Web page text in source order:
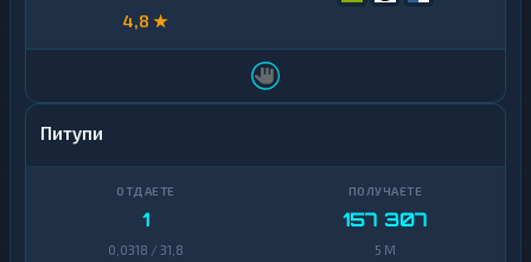
4,8 ★
Питупи
1
0,0318 / 31,8
157 307
5 M